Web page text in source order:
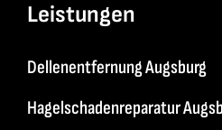
Leistungen
Dellenentfernung Augsburg
Hagelschadenreparatur